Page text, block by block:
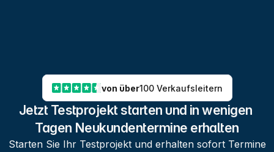
von über100 Verkaufsleitern
Jetzt Testprojekt starten und in wenigen
Tagen Neukundentermine erhalten
Starten Sie Ihr Testprojekt und erhalten sofort Termine